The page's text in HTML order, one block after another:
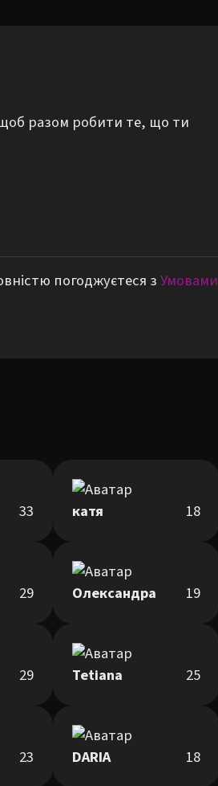
разом робити те, що ти
погоджуєтеся зУмовами
33 катя 18
29 Олександра 19
29 Tetiana 25
23 DARIA 18